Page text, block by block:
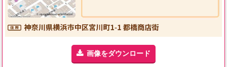
画像をダウンロード